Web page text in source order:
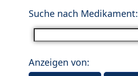
Suche nach Medikament:
Anzeigen von: